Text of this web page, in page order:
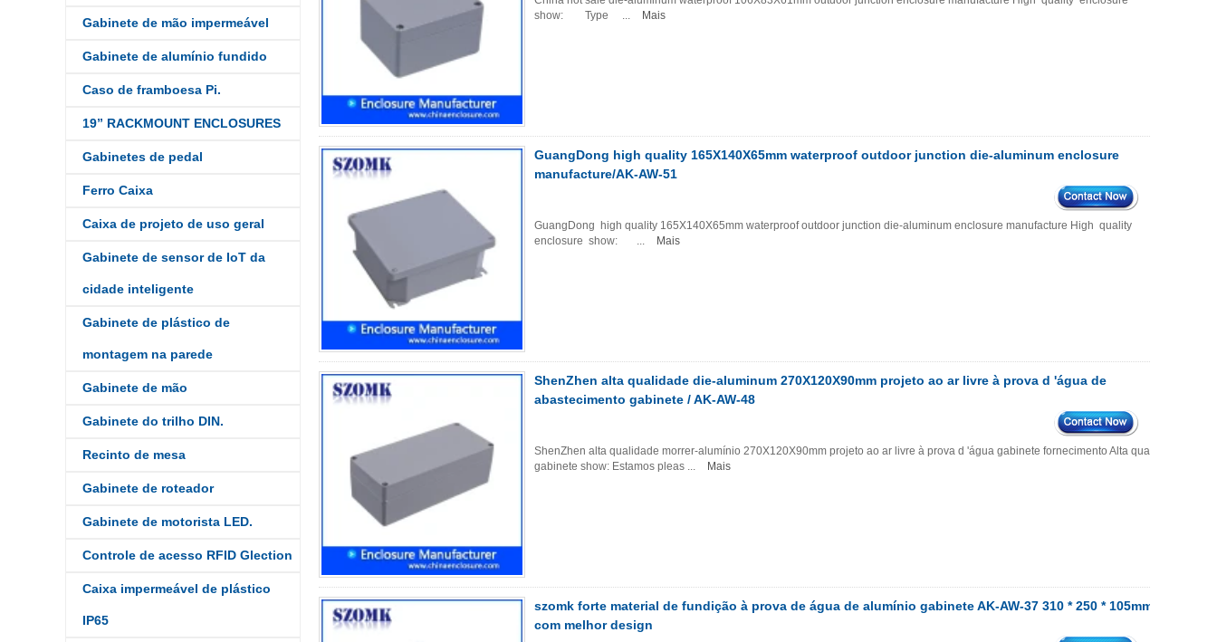
Gabinete de mão impermeável
Gabinete de alumínio fundido
Caso de framboesa Pi.
19” RACKMOUNT ENCLOSURES
Gabinetes de pedal
Ferro Caixa
Caixa de projeto de uso geral
Gabinete de sensor de IoT da
cidade inteligente
Gabinete de plástico de
montagem na parede
Gabinete de mão
Gabinete do trilho DIN.
Recinto de mesa
Gabinete de roteador
Gabinete de motorista LED.
Controle de acesso RFID Glection
Caixa impermeável de plástico
IP65
show: Type ...
Mais
GuangDong high quality 165X140X65mm waterproof outdoor junction die-aluminum enclosure
manufacture/AK-AW-51
GuangDong high quality 165X140X65mm waterproof outdoor junction die-aluminum enclosure manufacture High quality
enclosure show: ...
Mais
ShenZhen alta qualidade die-aluminum 270X120X90mm projeto ao ar livre à prova d 'água de
abastecimento gabinete / AK-AW-48
ShenZhen alta qualidade morrer-alumínio 270X120X90mm projeto ao ar livre à prova d 'água gabinete fornecimento Alta qualidade
gabinete show: Estamos pleas ...
Mais
szomk forte material de fundição à prova de água de alumínio gabinete AK-AW-37 310 * 250 * 105mm
com melhor design